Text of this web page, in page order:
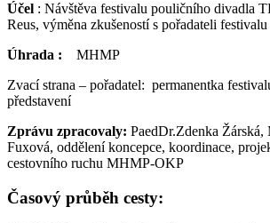
Účel : Návštěva festivalu pouličního divadla
Reus, výměna zkušeností s pořadateli festivalu
Úhrada :
MHMP
Zvací strana – pořadatel: permanentka
představení
Zprávu zpracovaly: PaedDr.Zdenka Žárská,
Fuxová, oddělení koncepce, koordinace,
cestovního ruchu MHMP-OKP
Časový průběh cesty: